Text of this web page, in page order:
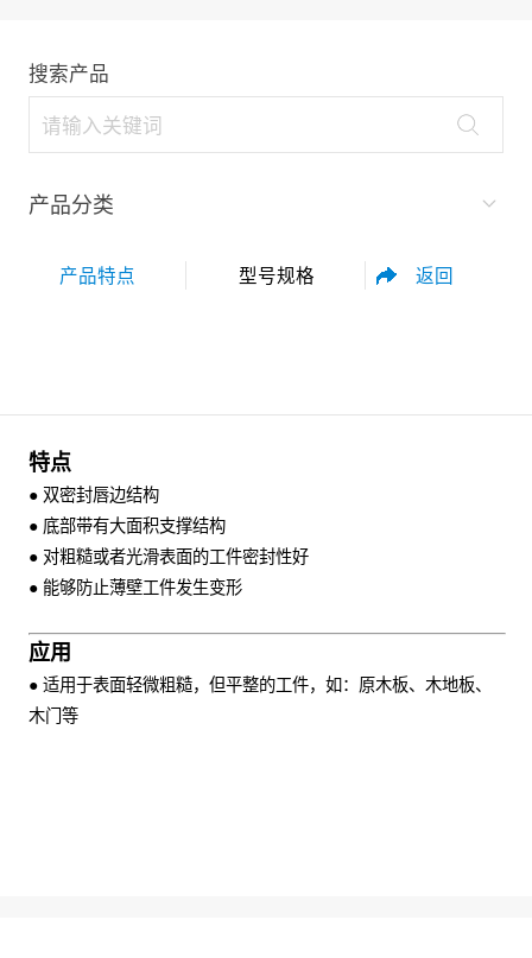
搜索产品
产品分类
产品特点 型号规格 返回
特点
● 双密封唇边结构
● 底部带有大面积支撑结构
● 对粗糙或者光滑表面的工件密封性好
● 能够防止薄壁工件发生变形
应用
● 适用于表面轻微粗糙，但平整的工件，如：原木板、木地板、
木门等